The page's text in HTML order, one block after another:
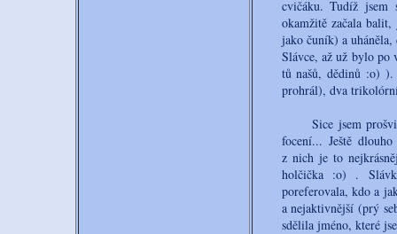
cvičáku. Tudíž jsem
okamžitě začala
jako čuník) a
Slávce, až už bylo
tů našů, dědinů :o)
prohrál), dva
Sice jsem
focení... Ještě
z nich je to
holčička :o) .
poreferovala, kdo a
a nejaktivnější (prý
sdělila jméno, které